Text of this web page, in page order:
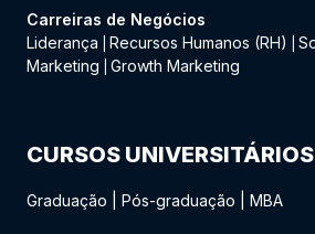
Carreiras de Negócios
Liderança
Recursos Humanos (RH)
Marketing
Growth Marketing
CURSOS
Graduação Pós-graduação MBA